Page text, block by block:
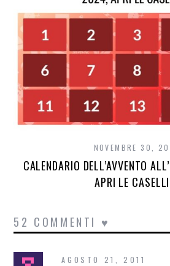
NOVEMBRE 30,
CALENDARIO DELL’AVVENTO
APRI LE
52 COMMENTI ♥
AGOSTO 21, 2011